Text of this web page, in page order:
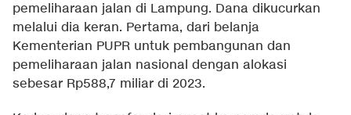
pemeliharaan jalan di Lampung. Dana dikucurkan
melalui dia keran. Pertama, dari belanja
Kementerian PUPR untuk pembangunan dan
pemeliharaan jalan nasional dengan alokasi
sebesar Rp588,7 miliar di 2023.